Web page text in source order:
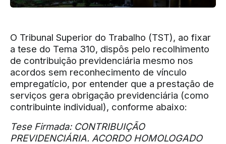
O Tribunal Superior do Trabalho (TST), ao fixar
a tese do Tema 310, dispôs pelo recolhimento
de contribuição previdenciária mesmo nos
acordos sem reconhecimento de vínculo
empregatício, por entender que a prestação de
serviços gera obrigação previdenciária (como
contribuinte individual), conforme abaixo:
Tese Firmada: CONTRIBUIÇÃO
PREVIDENCIÁRIA. ACORDO HOMOLOGADO